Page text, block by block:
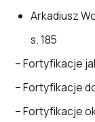
Arkadiusz
s. 185
– Fortyfikacje
– Fortyfikacje
– Fortyfikacje